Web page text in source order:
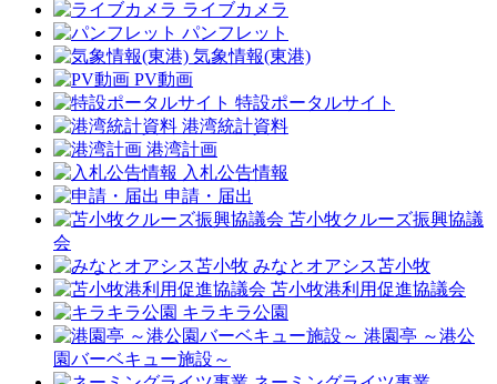
ライブカメラ
パンフレット
気象情報(東港)
PV動画
特設ポータルサイト
港湾統計資料
港湾計画
入札公告情報
申請・届出
苫小牧クルーズ振興協議
会
みなとオアシス苫小牧
苫小牧港利用促進協議会
キラキラ公園
港園亭 ～港公
園バーベキュー施設～